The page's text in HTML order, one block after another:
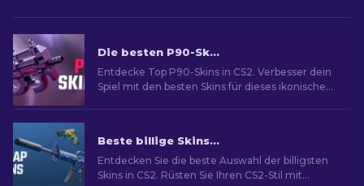
Die besten P90-Skins in CS2: Rangliste [2026]
Entdecke Top P90-Skins in CS2. Verbesser dein
Spiel mit den besten Skins für dieses ikonische
Beste billige Skins in CS2 [2026]
Entdecken Sie die beste Auswahl der billigsten
Skins in CS2. Rüsten Sie Ihren CS2-Stil mit